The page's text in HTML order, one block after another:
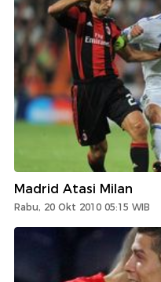
Madrid Atasi Milan
Rabu, 20 Okt 2010 05:15 WIB